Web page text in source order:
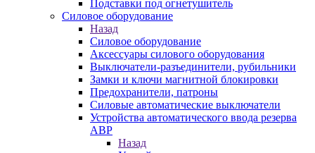
Подставки под огнетушитель
Силовое оборудование
Назад
Силовое оборудование
Аксессуары силового оборудования
Выключатели-разъединители, рубильники
Замки и ключи магнитной блокировки
Предохранители, патроны
Силовые автоматические выключатели
Устройства автоматического ввода резерва
АВР
Назад